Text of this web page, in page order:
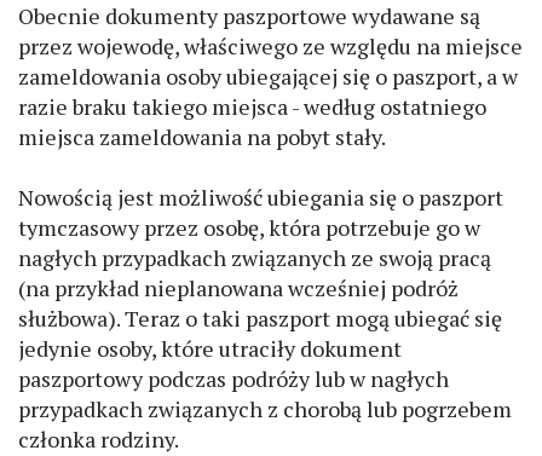
Obecnie dokumenty paszportowe wydawane są
przez wojewodę, właściwego ze względu na miejsce
zameldowania osoby ubiegającej się o paszport, a w
razie braku takiego miejsca - według ostatniego
miejsca zameldowania na pobyt stały.
Nowością jest możliwość ubiegania się o paszport
tymczasowy przez osobę, która potrzebuje go w
nagłych przypadkach związanych ze swoją pracą
(na przykład nieplanowana wcześniej podróż
służbowa). Teraz o taki paszport mogą ubiegać się
jedynie osoby, które utraciły dokument
paszportowy podczas podróży lub w nagłych
przypadkach związanych z chorobą lub pogrzebem
członka rodziny.